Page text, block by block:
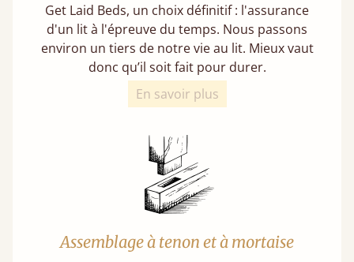
Get Laid Beds, un choix définitif : l'assurance
d'un lit à l'épreuve du temps. Nous passons
environ un tiers de notre vie au lit. Mieux vaut
donc qu’il soit fait pour durer.
En savoir plus
Assemblage à tenon et à mortaise